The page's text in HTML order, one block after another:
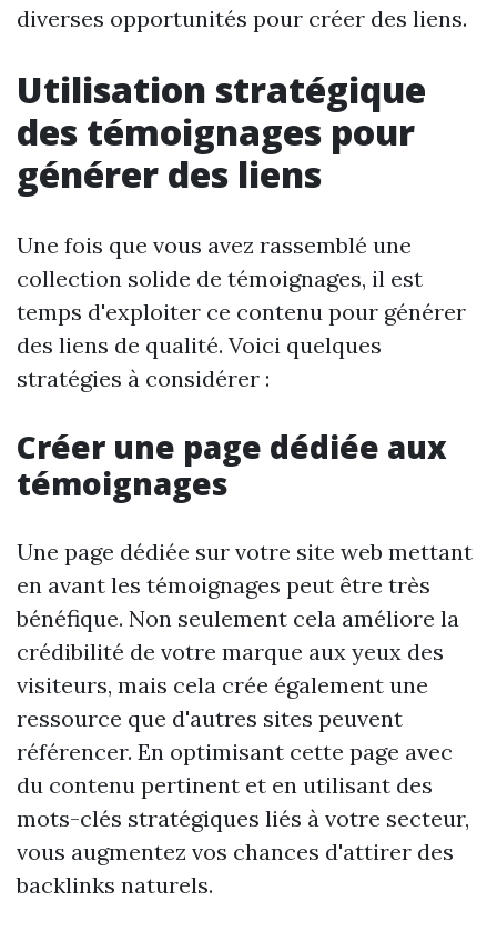
diverses opportunités pour créer des liens.
Utilisation stratégique
des témoignages pour
générer des liens
Une fois que vous avez rassemblé une
collection solide de témoignages, il est
temps d'exploiter ce contenu pour générer
des liens de qualité. Voici quelques
stratégies à considérer :
Créer une page dédiée aux
témoignages
Une page dédiée sur votre site web mettant
en avant les témoignages peut être très
bénéfique. Non seulement cela améliore la
crédibilité de votre marque aux yeux des
visiteurs, mais cela crée également une
ressource que d'autres sites peuvent
référencer. En optimisant cette page avec
du contenu pertinent et en utilisant des
mots-clés stratégiques liés à votre secteur,
vous augmentez vos chances d'attirer des
backlinks naturels.